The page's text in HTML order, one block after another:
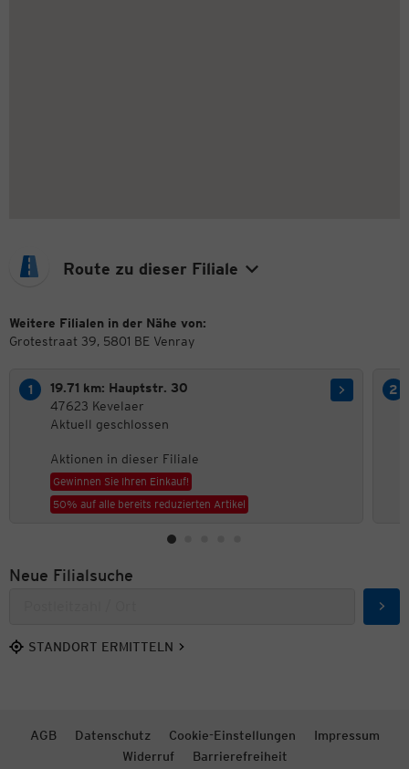
Route zu dieser Filiale
Weitere Filialen in der Nähe von:
Grotestraat 39, 5801 BE Venray
19.71 km: Hauptstr. 30
47623 Kevelaer
Aktuell geschlossen
Aktionen in dieser Filiale
Gewinnen Sie Ihren Einkauf!
50% auf alle bereits reduzierten Artikel
Neue Filialsuche
STANDORT ERMITTELN
AGB Datenschutz Cookie-Einstellungen
Impressum
Widerruf
Barrierefreiheit